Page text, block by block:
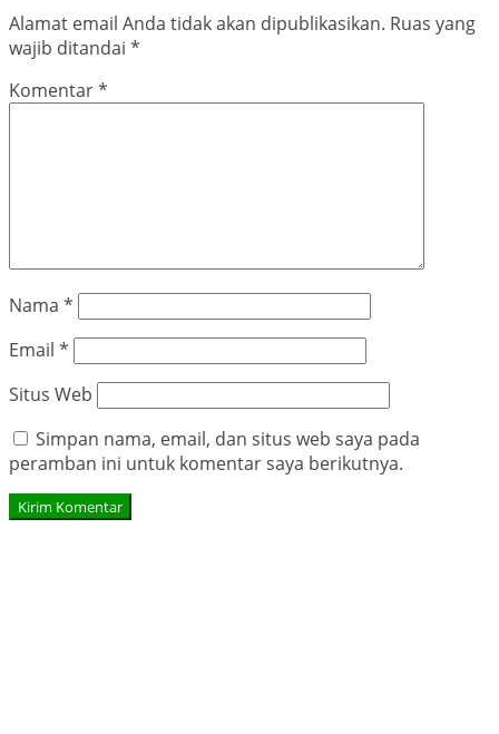
Alamat email Anda tidak akan dipublikasikan. Ruas yang
wajib ditandai *
Komentar*
Nama *
Email *
Situs Web
Simpan nama, email, dan situs web saya pada
peramban ini untuk komentar saya berikutnya.